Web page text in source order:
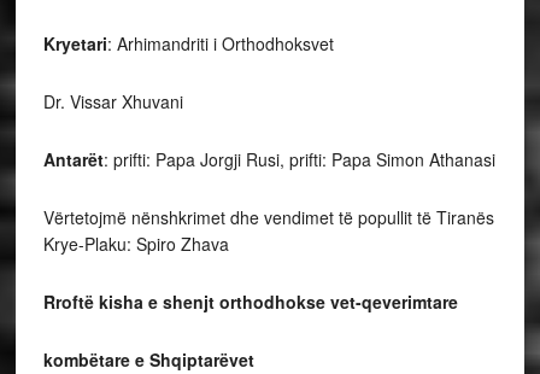
Kryetari: Arhimandriti i Orthodhoksvet
Dr. Vissar Xhuvani
Antarët: prifti: Papa Jorgji Rusi, prifti: Papa Simon Athanasi
Vërtetojmë nënshkrimet dhe vendimet të popullit të Tiranës
Krye-Plaku: Spiro Zhava
Rroftë kisha e shenjt orthodhokse vet-qeverimtare
kombëtare e Shqiptarëvet